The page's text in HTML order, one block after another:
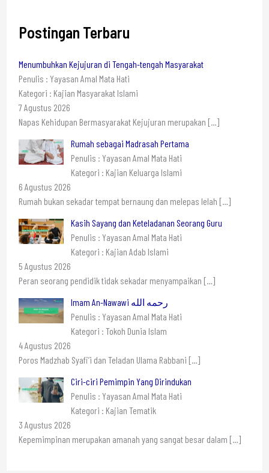
Postingan Terbaru
Menumbuhkan Kejujuran di Tengah-tengah Masyarakat
Penulis : Yayasan Amal Mata Hati
Kategori : Kajian Masyarakat Islami
7 Agustus 2026
Napas Kehidupan Bermasyarakat Kejujuran merupakan […]
Rumah sebagai Madrasah Pertama
Penulis : Yayasan Amal Mata Hati
Kategori : Kajian Keluarga Islami
6 Agustus 2026
Rumah bukan sekadar tempat bernaung dan melepas lelah […]
Kasih Sayang dan Keteladanan Seorang Guru
Penulis : Yayasan Amal Mata Hati
Kategori : Kajian Adab Islami
5 Agustus 2026
Peran seorang pendidik tidak sekadar menyampaikan […]
Imam An-Nawawi رحمه الله
Penulis : Yayasan Amal Mata Hati
Kategori : Tokoh Dunia Islam
4 Agustus 2026
Poros Madzhab Syafi’i dan Teladan Ulama Rabbani […]
Ciri-ciri Pemimpin Yang Dirindukan
Penulis : Yayasan Amal Mata Hati
Kategori : Kajian Tematik
3 Agustus 2026
Kepemimpinan merupakan amanah yang sangat besar dalam […]